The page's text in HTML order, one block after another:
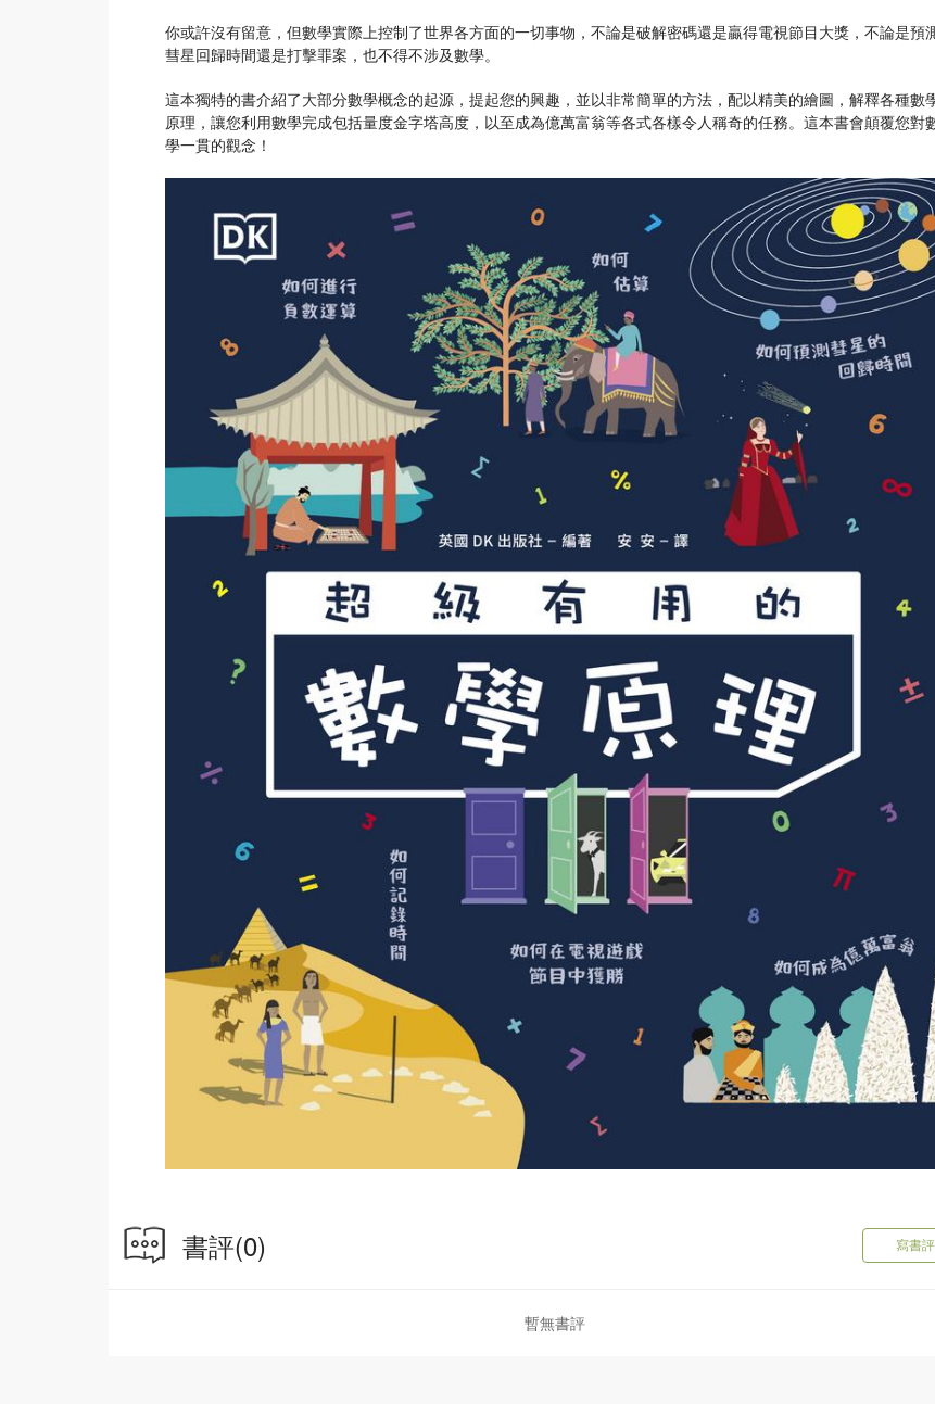
你或許沒有留意，但數學實際上控制了世界各方面的一切事物，不論是破解密碼還是贏得電視節目大獎，不論是預
彗星回歸時間還是打擊罪案，也不得不涉及數學。
這本獨特的書介紹了大部分數學概念的起源，提起您的興趣，並以非常簡單的方法，配以精美的繪圖，解釋各種數
原理，讓您利用數學完成包括量度金字塔高度，以至成為億萬富翁等各式各樣令人稱奇的任務。這本書會顛覆您對
學一貫的觀念！
書評(0) 寫書評
暫無書評